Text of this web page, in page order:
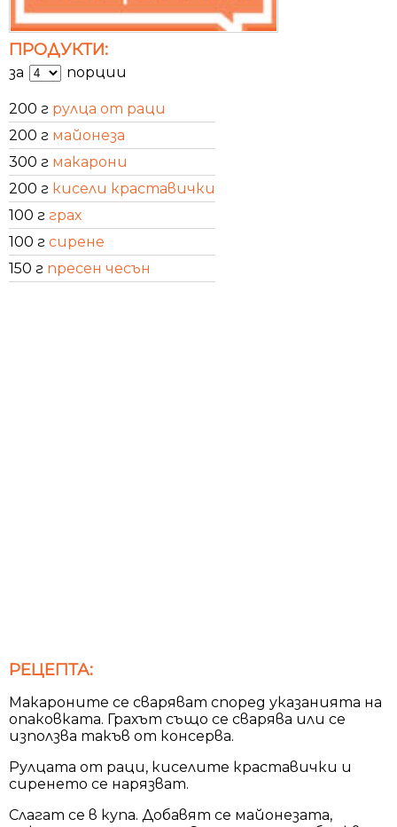
ПРОДУКТИ:
за порции
200 г рулца от раци
200 г майонеза
300 г макарони
200 г кисели краставички
100 г грах
100 г сирене
150 г пресен чесън
РЕЦЕПТА:
Макароните се сваряват според указанията на
опаковката. Грахът също се сварява или се
използва такъв от консерва.
Рулцата от раци, киселите краставички и
сиренето се нарязват.
Слагат се в купа. Добавят се майонезата,